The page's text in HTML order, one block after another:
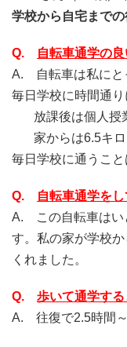
学校から自宅まで
Q.
自転車通学の
A. 自転車は私にと
毎日学校に時間通り
放課後は個人授業
家からは6.5キロ
毎日学校に通うこと
Q.
自転車通学を
A. この自転車はい
す。私の家が学校
くれました。
Q. 歩いて通学す
A. 往復で2.5時間～